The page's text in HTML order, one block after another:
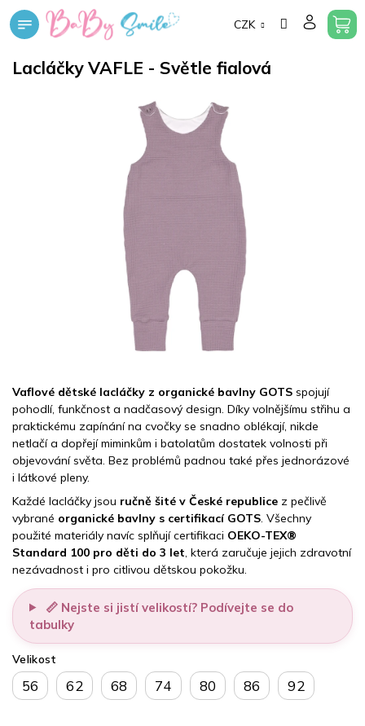
Přejít
na
CZK
Lacláčky VAFLE - Světle fialová
Velikost
56 62 68 74 80 86 92
Vaflové dětské lacláčky z organické bavlny GOTS spojují
pohodlí, funkčnost a nadčasový design. Díky volnějšímu střihu a
praktickému zapínání na cvočky se snadno oblékají, nikde
netlačí a dopřejí miminkům i batolatům dostatek volnosti při
objevování světa. Bez problémů padnou také přes jednorázové
i látkové pleny.
Každé lacláčky jsou ručně šité v České republice z pečlivě
vybrané organické bavlny s certifikací GOTS . Všechny
použité materiály navíc splňují certifikaci OEKO-TEX®
Standard 100 pro děti do 3 let , která zaručuje jejich zdravotní
nezávadnost i pro citlivou dětskou pokožku.
📏 Nejste si jistí velikostí? Podívejte se do
tabulky